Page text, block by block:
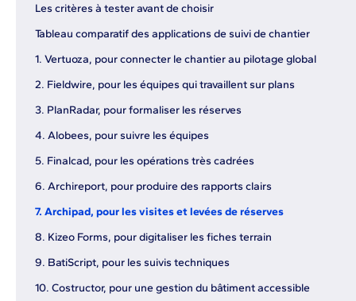
Les critères à tester avant de choisir
Tableau comparatif des applications de suivi de chantier
1. Vertuoza, pour connecter le chantier au pilotage global
2. Fieldwire, pour les équipes qui travaillent sur plans
‍3. PlanRadar, pour formaliser les réserves
‍4. Alobees, pour suivre les équipes
5. Finalcad, pour les opérations très cadrées
6. Archireport, pour produire des rapports clairs
‍7. Archipad, pour les visites et levées de réserves
8. Kizeo Forms, pour digitaliser les fiches terrain
9. BatiScript, pour les suivis techniques
10. Costructor, pour une gestion du bâtiment accessible